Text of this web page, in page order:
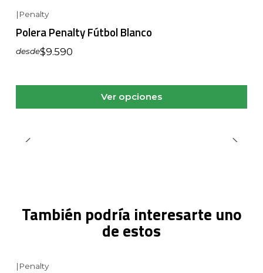
| Penalty
Polera Penalty Fútbol Blanco
desde$9.590
Ver opciones
También podría interesarte uno
de estos
| Penalty